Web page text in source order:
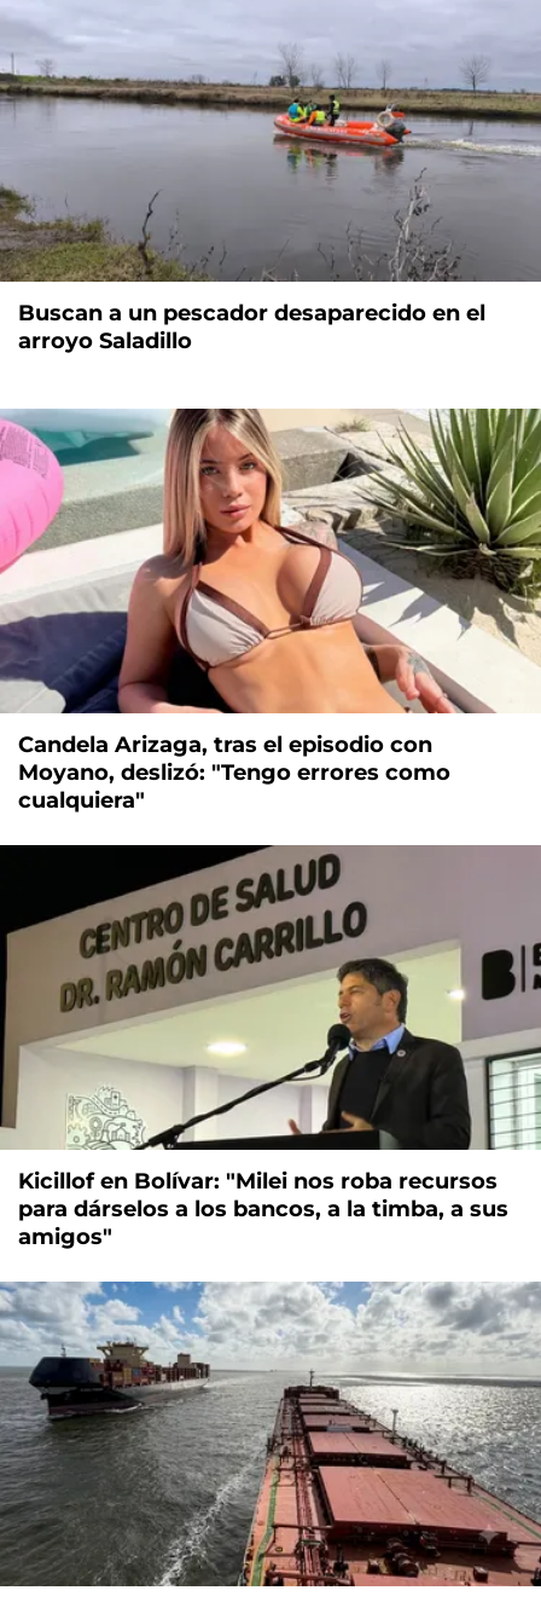
Buscan a un pescador desaparecido en el
arroyo Saladillo
Candela Arizaga, tras el episodio con
Moyano, deslizó: "Tengo errores como
cualquiera"
Kicillof en Bolívar: "Milei nos roba recursos
para dárselos a los bancos, a la timba, a sus
amigos"